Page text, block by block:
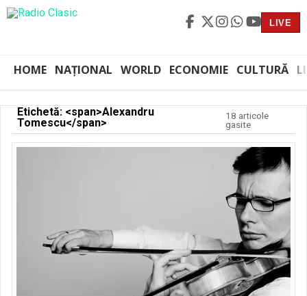
LIVE
HOME NAȚIONAL WORLD ECONOMIE CULTURĂ
Etichetă: <span>Alexandru
Tomescu</span>
18 articole
gasite